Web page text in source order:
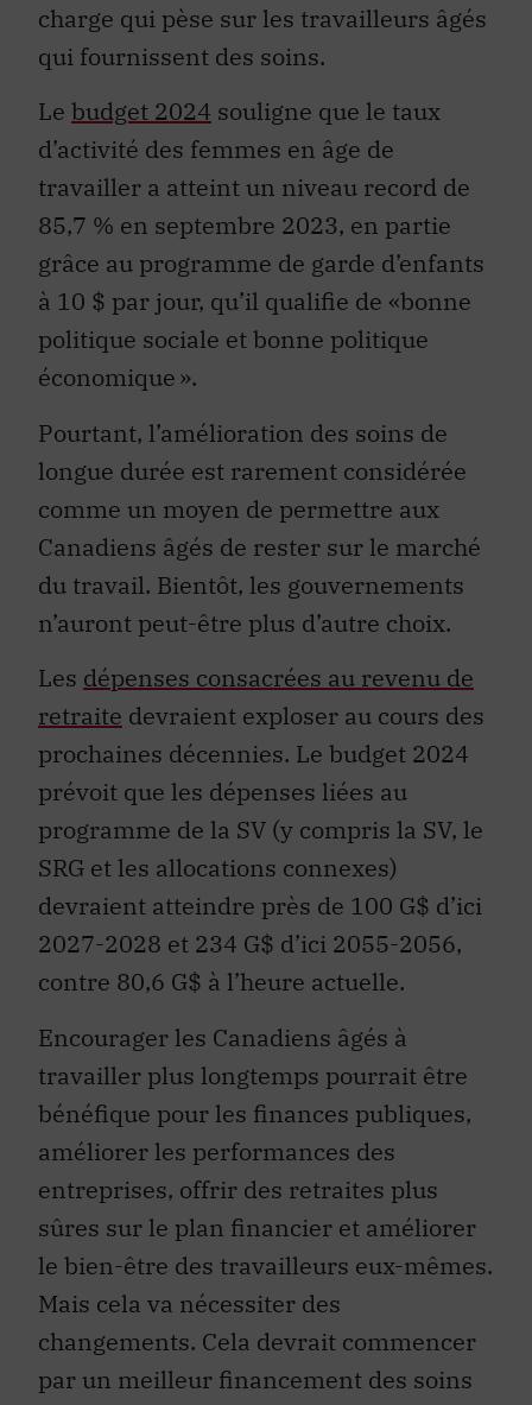
charge qui pèse sur les travailleurs âgés
qui fournissent des soins.
Le budget 2024 souligne que le taux
d’activité des femmes en âge de
travailler a atteint un niveau record de
85,7 % en septembre 2023, en partie
grâce au programme de garde d’enfants
à 10 $ par jour, qu’il qualifie de «bonne
politique sociale et bonne politique
économique ».
Pourtant, l’amélioration des soins de
longue durée est rarement considérée
comme un moyen de permettre aux
Canadiens âgés de rester sur le marché
du travail. Bientôt, les gouvernements
n’auront peut-être plus d’autre choix.
Les dépenses consacrées au revenu de
retraite devraient exploser au cours des
prochaines décennies. Le budget 2024
prévoit que les dépenses liées au
programme de la SV (y compris la SV, le
SRG et les allocations connexes)
devraient atteindre près de 100 G$ d’ici
2027-2028 et 234 G$ d’ici 2055-2056,
contre 80,6 G$ à l’heure actuelle.
Encourager les Canadiens âgés à
travailler plus longtemps pourrait être
bénéfique pour les finances publiques,
améliorer les performances des
entreprises, offrir des retraites plus
sûres sur le plan financier et améliorer
le bien-être des travailleurs eux-mêmes.
Mais cela va nécessiter des
changements. Cela devrait commencer
par un meilleur financement des soins